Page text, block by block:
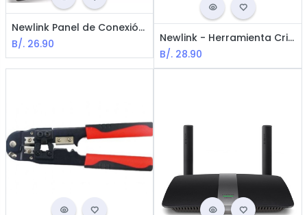
Newlink Panel de Conexión (Patch Panel) Cat 6A - Disponible en 24 y 48 puertos
B/. 26.90
Newlink - Herramienta Crimper Multifuncional para Plug Modular RJ45
B/. 28.90